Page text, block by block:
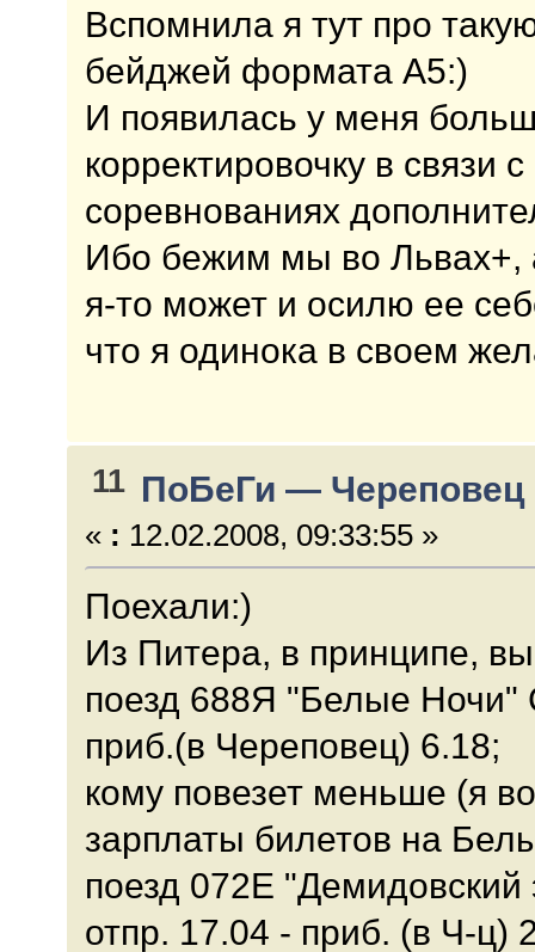
Вспомнила я тут про
бейджей формата А5:)
И появилась у меня
корректировочку в связи
соревнованиях
Ибо бежим мы во Львах+,
я-то может и осилю ее
что я одинока в своем
11 ПоБеГи — Череповец
« : 12.02.2008, 09:33:55 »
Поехали:)
Из Питера, в принципе,
поезд 688Я "Белые Ночи"
приб.(в Череповец) 6.18;
кому повезет меньше (я
зарплаты билетов на
поезд 072Е
отпр. 17.04 - приб. (в Ч-ц)